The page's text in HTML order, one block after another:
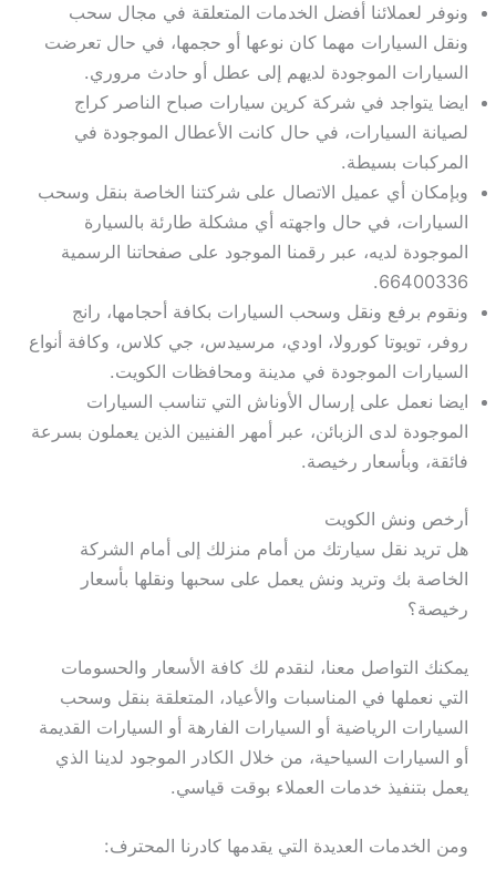
ونوفر لعملائنا أفضل الخدمات المتعلقة في مجال سحب
ونقل السيارات مهما كان نوعها أو حجمها، في حال تعرضت
السيارات الموجودة لديهم إلى عطل أو حادث مروري.
ايضا يتواجد في شركة كرين سيارات صباح الناصر كراج
لصيانة السيارات، في حال كانت الأعطال الموجودة في
المركبات بسيطة.
وبإمكان أي عميل الاتصال على شركتنا الخاصة بنقل وسحب
السيارات، في حال واجهته أي مشكلة طارئة بالسيارة
الموجودة لديه، عبر رقمنا الموجود على صفحاتنا الرسمية
66400336.
ونقوم برفع ونقل وسحب السيارات بكافة أحجامها، رانج
روفر، تويوتا كورولا، اودي، مرسيدس، جي كلاس، وكافة أنواع
السيارات الموجودة في مدينة ومحافظات الكويت.
ايضا نعمل على إرسال الأوناش التي تناسب السيارات
الموجودة لدى الزبائن، عبر أمهر الفنيين الذين يعملون بسرعة
فائقة، وبأسعار رخيصة.
أرخص ونش الكويت
هل تريد نقل سيارتك من أمام منزلك إلى أمام الشركة
الخاصة بك وتريد ونش يعمل على سحبها ونقلها بأسعار
رخيصة؟
يمكنك التواصل معنا، لنقدم لك كافة الأسعار والحسومات
التي نعملها في المناسبات والأعياد، المتعلقة بنقل وسحب
السيارات الرياضية أو السيارات الفارهة أو السيارات القديمة
أو السيارات السياحية، من خلال الكادر الموجود لدينا الذي
يعمل بتنفيذ خدمات العملاء بوقت قياسي.
ومن الخدمات العديدة التي يقدمها كادرنا المحترف: